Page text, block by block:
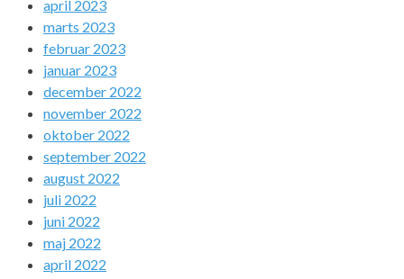
april 2023
marts 2023
februar 2023
januar 2023
december 2022
november 2022
oktober 2022
september 2022
august 2022
juli 2022
juni 2022
maj 2022
april 2022